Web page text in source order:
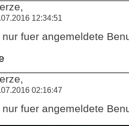
12:34:51
fuer angemeldete
02:16:47
fuer angemeldete